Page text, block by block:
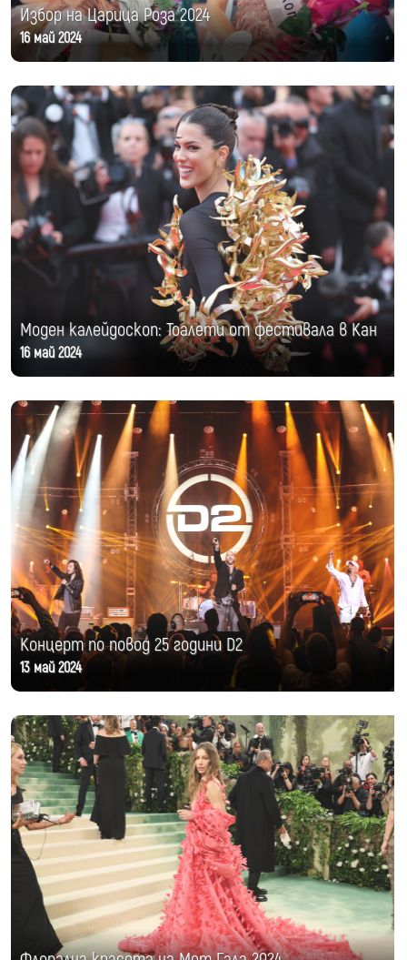
Избор на Царица Роза 2024
16 май 2024
Моден калейдоскоп: Тоалети от фестивала в Кан
16 май 2024
Концерт по повод 25 години D2
13 май 2024